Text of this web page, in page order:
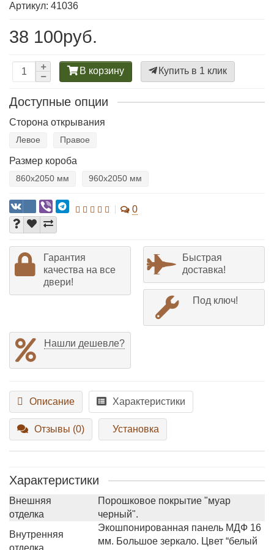
Артикул: 41036
38 100руб.
В корзину Купить в 1 клик
Доступные опции
Сторона открывания
Левое Правое
Размер короба
860х2050 мм 960х2050 мм
0
Гарантия
качества на все
двери!
Быстрая
доставка!
Под ключ!
Нашли дешевле?
Описание Характеристики
Отзывы (0) Установка
Характеристики
Внешняя
отделка
Порошковое покрытие "муар
черный".
Внутренняя
отделка
Экошпонированная панель МДФ 16
мм. Большое зеркало. Цвет “белый